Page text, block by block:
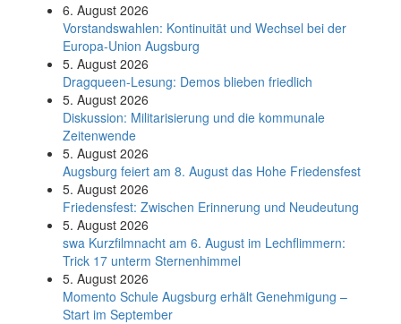
6. August 2026
Vorstandswahlen: Kontinuität und Wechsel bei der
Europa-Union Augsburg
5. August 2026
Dragqueen-Lesung: Demos blieben friedlich
5. August 2026
Diskussion: Mi­li­ta­ri­sie­rung und die kommunale
Zeitenwende
5. August 2026
Augsburg feiert am 8. August das Hohe Friedensfest
5. August 2026
Friedensfest: Zwischen Erinnerung und Neudeutung
5. August 2026
swa Kurz­film­nacht am 6. August im Lech­flim­mern:
Trick 17 unterm Sternen­himmel
5. August 2026
Momento Schule Augsburg erhält Genehmigung –
Start im September